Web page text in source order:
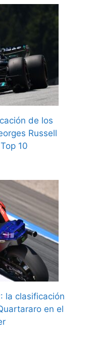
de los
Russell
10
la clasificación
en el